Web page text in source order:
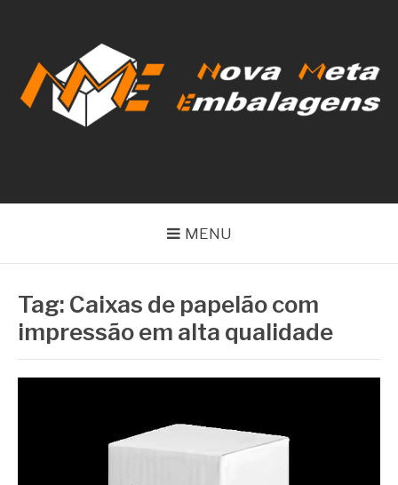
conteúdo
MENU
Tag: Caixas de papelão com
impressão em alta qualidade